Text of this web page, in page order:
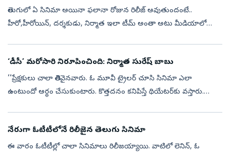
తెలుగులో ఏ సినిమా అయినా ఫలానా రోజున రిలీజ్ అవుతుందంటే..
హీరో,హీరోయిన్, దర్శకుడు, నిర్మాత ఇలా టీమ్ అంతా అటు మీడియాలో
‘డీసీ’ మరోసారి నిరూపించింది: నిర్మాత సురేష్‌ బాబు
‘‘ప్రేక్షకులు చాలా తెలివైనవారు. ఓ మూవీ ట్రైలర్‌ చూసి సినిమా ఎలా
ఉంటుందో అర్థం చేసుకుంటారు. కొత్తదనం కనిపిస్తే థియేటర్‌కు వస్తారు.
నేరుగా ఓటీటీలోనే రిలీజైన తెలుగు సినిమా
ఈ వారం ఓటీటీల్లో చాలా సినిమాలు రిలీజయ్యాయి. వాటిలో లెనిన్, ఓ